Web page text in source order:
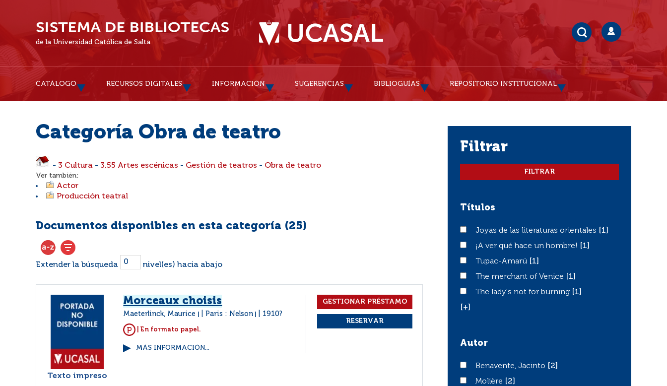
de la Universidad Católica de Salta
CATÁLOGO RECURSOS DIGITALES INFORMACIÓN SUGERENCIAS BIBLIOGUÍAS REPOSITORIO INSTITUCIONAL
Categoría Obra de teatro
- 3 Cultura - 3.55 Artes escénicas - Gestión de teatros - Obra de teatro
Ver también:
Actor
Producción teatral
Documentos disponibles en esta categoría (25)
Extender la búsqueda nivel(es) hacia abajo
Texto impreso
Morceaux choisis
Maeterlinck, Maurice Paris : Nelson 1910?
| En formato papel.
MÁS INFORMACIÓN...
filtrar
Títulos
Joyas de las literaturas orientales
Joyas de las literaturas orientales
[1]
¡A ver qué hace un hombre!
¡A ver qué hace un hombre!
[1]
Tupac-Amarú
Tupac-Amarú
[1]
The merchant of Venice
The merchant of Venice
[1]
The lady's not for burning
The lady's not for burning
[1]
[+]
Autor
Benavente, Jacinto
Benavente, Jacinto
[2]
MolièreMolière
[2]